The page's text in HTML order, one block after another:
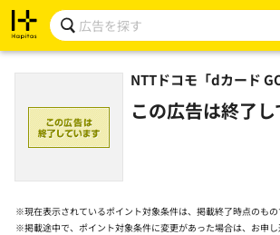
NTTドコモ「dカード
この広告は終了
※現在表示されているポイント対象条件は、掲載終了時点のもの
※掲載途中で、ポイント対象条件に変更があった場合は、お申